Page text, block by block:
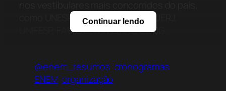
como UNESP, UNICAMP, FUVEST, UERJ,
UNIFESP, FAMERP, FAMEMA e UEMG.
em PDF sobre planejamento de estudos
para vestibulares de Medicina, como o da
hexag?
Continuar lendo
@enem_resumos cronogramas
ENEM organização